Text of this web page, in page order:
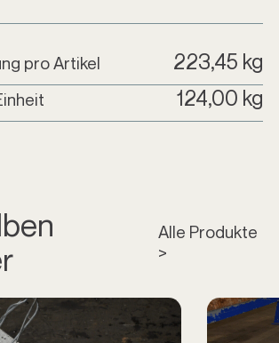
pro Artikel 223,45 kg
124,00 kg
Alle Produkte
>